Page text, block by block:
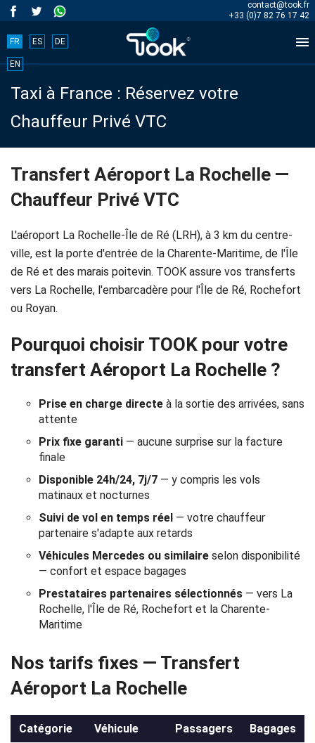
contact@took.fr
+33 (0)7 82 76 17 42

FR ES DE
EN
Taxi à France : Réservez votre
Chauffeur Privé VTC
Book
your
trip
now!
BOOK
Accueil
Services
chauffeur
Transferts
Aéroports
Solutions
d'affaires
Contact
CGV
confidentialité
Transfert Aéroport La Rochelle —
Chauffeur Privé VTC
L'aéroport La Rochelle-Île de Ré (LRH), à 3 km du centre-
ville, est la porte d'entrée de la Charente-Maritime, de l'Île
de Ré et des marais poitevin. TOOK assure vos transferts
vers La Rochelle, l'embarcadère pour l'Île de Ré, Rochefort
ou Royan.
Pourquoi choisir TOOK pour votre
transfert Aéroport La Rochelle ?
Prise en charge directe à la sortie des arrivées, sans
attente
Prix fixe garanti — aucune surprise sur la facture
finale
Disponible 24h/24, 7j/7 — y compris les vols
matinaux et nocturnes
Suivi de vol en temps réel — votre chauffeur
partenaire s'adapte aux retards
Véhicules Mercedes ou similaire selon disponibilité
— confort et espace bagages
Prestataires partenaires sélectionnés — vers La
Rochelle, l'Île de Ré, Rochefort et la Charente-
Maritime
Nos tarifs fixes — Transfert
Aéroport La Rochelle
Catégorie Véhicule Passagers Bagages